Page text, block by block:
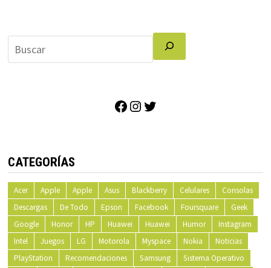
Facebook
Instagram
CATEGORÍAS
Acer Apple Apple Asus Blackberry Celulares
Consolas
Descargas
De Todo Epson Facebook Foursquare
Geek
Google
Honor HP Huawei Huawei Humor
Instagram
Intel
Juegos LG Motorola Myspace Nokia
Noticias
PlayStation
Recomendaciones Samsung
Sistema Operativo